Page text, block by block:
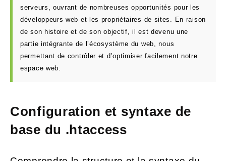
serveurs, ouvrant de nombreuses opportunités pour les
développeurs web et les propriétaires de sites. En raison
de son histoire et de son objectif, il est devenu une
partie intégrante de l’écosystème du web, nous
permettant de contrôler et d’optimiser facilement notre
espace web.
Configuration et syntaxe de
base du .htaccess